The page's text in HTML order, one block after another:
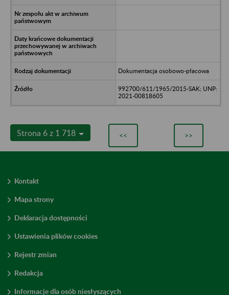
Dokumentacja osobowo-płacowa
992700/611/1965/2015-SAK; UNP:
2021-00818605
Strona 6 z 1 718 << >>
Kontakt
Mapa strony
Deklaracja dostępności
Ustawienia plików cookies
Rejestr zmian
Redakcja
Informacje dla osób niesłyszących